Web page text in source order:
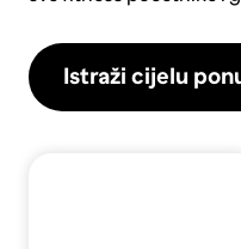
Istraži cijelu